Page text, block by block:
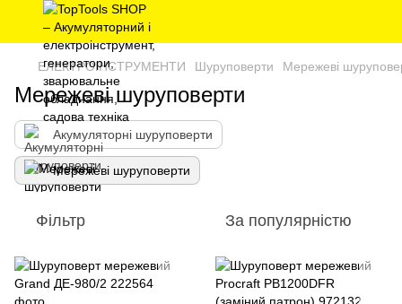
ЕЛЕКТРОІНСТРУМЕНТИ Шуруповерти Мережеві
Мережеві шуруповерти
Акумуляторні шуруповерти
Мережеві шуруповерти
Фільтр За популярністю